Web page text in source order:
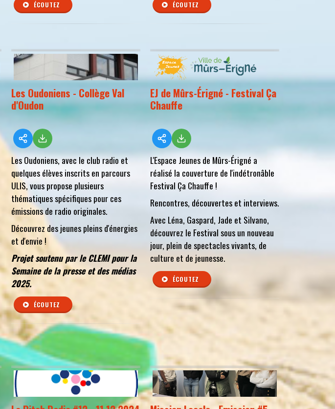
ÉCOUTEZ ÉCOUTEZ
Les Oudoniens - Collège Val
d'Oudon
Les Oudoniens, avec le club radio et
quelques élèves inscrits en parcours
ULIS, vous propose plusieurs
thématiques spécifiques pour ces
émissions de radio originales.
Découvrez des jeunes pleins d'énergies
et d'envie !
Projet soutenu par le CLEMI pour la
Semaine de la presse et des médias
2025.
ÉCOUTEZ
EJ de Mûrs-Érigné - Festival Ça
Chauffe
L'Espace Jeunes de Mûrs-Érigné a
réalisé la couverture de l'indétronâble
Festival Ça Chauffe !
Rencontres, découvertes et interviews.
Avec Léna, Gaspard, Jade et Silvano,
découvrez le Festival sous un nouveau
jour, plein de spectacles vivants, de
culture et de jeunesse.
ÉCOUTEZ